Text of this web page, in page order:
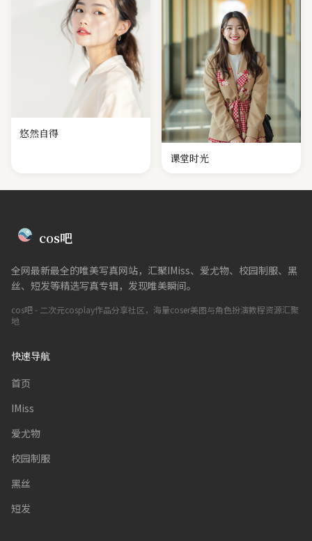
悠然自得
课堂时光
cos吧
全网最新最全的唯美写真网站，汇聚IMiss、爱尤物、校园制服、黑
丝、短发等精选写真专辑，发现唯美瞬间。
cos吧 - 二次元cosplay作品分享社区，海量coser美图与角色扮演教程资源汇聚
地
快速导航
首页
IMiss
爱尤物
校园制服
黑丝
短发